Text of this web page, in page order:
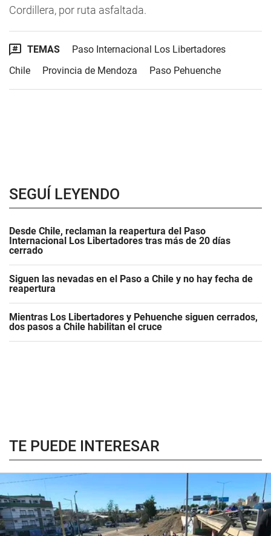
Cordillera, por ruta asfaltada.
TEMAS
Paso Internacional Los Libertadores
Chile
Provincia de Mendoza Paso Pehuenche
SEGUÍ LEYENDO
Desde Chile, reclaman la reapertura del Paso
Internacional Los Libertadores tras más de 20 días
cerrado
Siguen las nevadas en el Paso a Chile y no hay fecha de
reapertura
Mientras Los Libertadores y Pehuenche siguen cerrados,
dos pasos a Chile habilitan el cruce
TE PUEDE INTERESAR